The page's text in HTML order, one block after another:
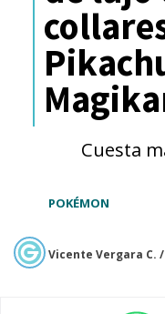
Cuesta
POKÉMON
Vicente Vergara C. /